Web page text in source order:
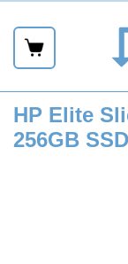
Skip
hoofdmenu
Naar
Naar
sidebar
Naar
HP Elite
256GB